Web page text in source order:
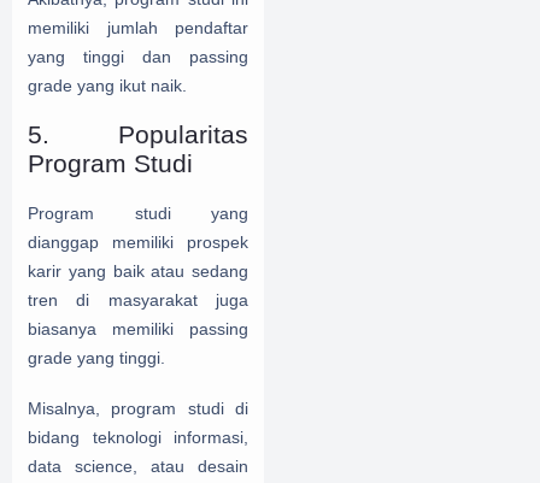
memiliki jumlah pendaftar
yang tinggi dan passing
grade yang ikut naik.
5. Popularitas
Program Studi
Program studi yang
dianggap memiliki prospek
karir yang baik atau sedang
tren di masyarakat juga
biasanya memiliki passing
grade yang tinggi.
Misalnya, program studi di
bidang teknologi informasi,
data science, atau desain